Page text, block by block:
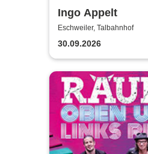
Ingo Appelt
Eschweiler, Talbahnhof
30.09.2026